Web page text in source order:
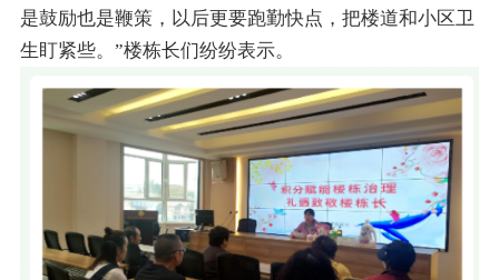
是鼓励也是鞭策，以后更要跑勤快点，把楼道和小区卫
生盯紧些。”楼栋长们纷纷表示。